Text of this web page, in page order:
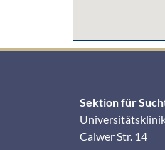
Sektion für
Calwer Str. 14